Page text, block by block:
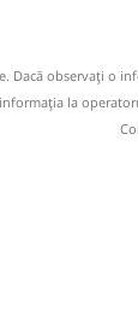
Dacă observați o
la